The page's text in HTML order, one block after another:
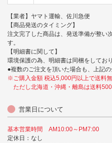
【業者】ヤマト運輸、佐川急便
【商品発送のタイミング】
注文完了した商品は、発送準備が整い
す。
【明細書に関して】
環境保護の為、明細書は同梱をしてお
●複数のご注文を頂いた場合も、上記の
※ご購入金額 税込5,000円以上で送料無
ただし北海道・沖縄・離島は送料
営業日について
基本営業時間 AM10:00～PM7:00
定休日：なし